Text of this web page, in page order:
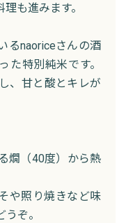
も進みます。
るnaoriceさんの酒
た特別純米です。
、甘と酸とキレが
燗（40度）から熱
や照り焼きなど味
ぞ。